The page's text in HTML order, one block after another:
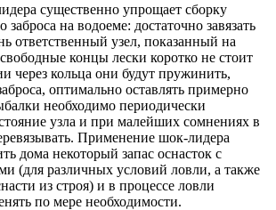
существенно упрощает сборку
заброса на водоеме: достаточно завязать
ответственный узел, показанный на
концы лески коротко не стоит
через кольца они будут пружинить,
оптимально оставлять примерно
необходимо периодически
узла и при малейших сомнениях в
Применение шок-лидера
дома некоторый запас оснасток с
(для различных условий ловли, а также
из строя) и в процессе ловли
по мере необходимости.